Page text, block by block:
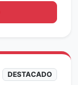
DESTACADO